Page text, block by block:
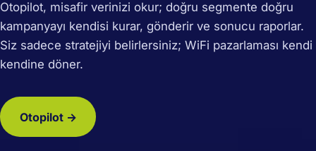
Otopilot, misafir verinizi okur; doğru segmente doğru
kampanyayı kendisi kurar, gönderir ve sonucu raporlar.
Siz sadece stratejiyi belirlersiniz; WiFi pazarlaması kendi
kendine döner.
Otopilot →